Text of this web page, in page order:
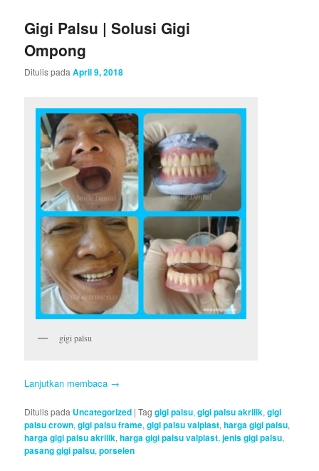
Gigi Palsu | Solusi Gigi
Ompong
Ditulis padaApril 9, 2018
gigi palsu
Lanjutkan membaca →
Ditulis pada Uncategorized |Tag gigi palsu,gigi palsu akrilik,gigi
palsu crown,gigi palsu frame,gigi palsu valplast,harga gigi palsu,
harga gigi palsu akrilik,harga gigi palsu valplast,jenis gigi palsu,
pasang gigi palsu,porselen